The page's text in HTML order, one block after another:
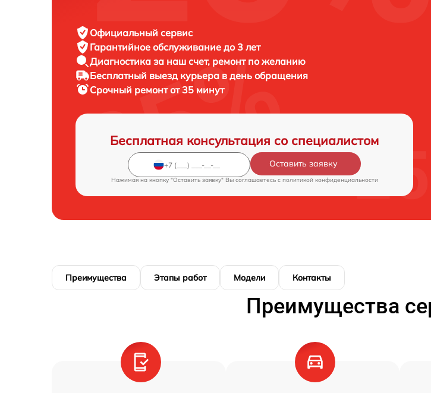
Официальный сервис
Гарантийное обслуживание до 3 лет
Диагностика за наш счет, ремонт по желанию
Бесплатный выезд курьера в день обращения
Срочный ремонтот 35 минут
Бесплатная консультация со специалистом
Оставить заявку
Нажимая на кнопку "Оставить заявку" Вы соглашаетесь c политикой конфиденциальности
Преимущества Этапы работ Модели Контакты
Преимущества